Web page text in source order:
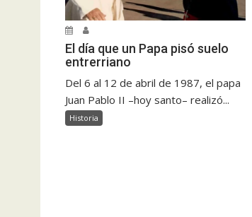
El día que un Papa pisó suelo
entrerriano
Del 6 al 12 de abril de 1987, el papa
Juan Pablo II –hoy santo– realizó...
Historia